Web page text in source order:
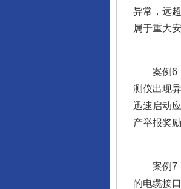
异常，远
属于重大
案例6：
测仪出现
迅速启动
产举报奖
案例7：
的电缆接